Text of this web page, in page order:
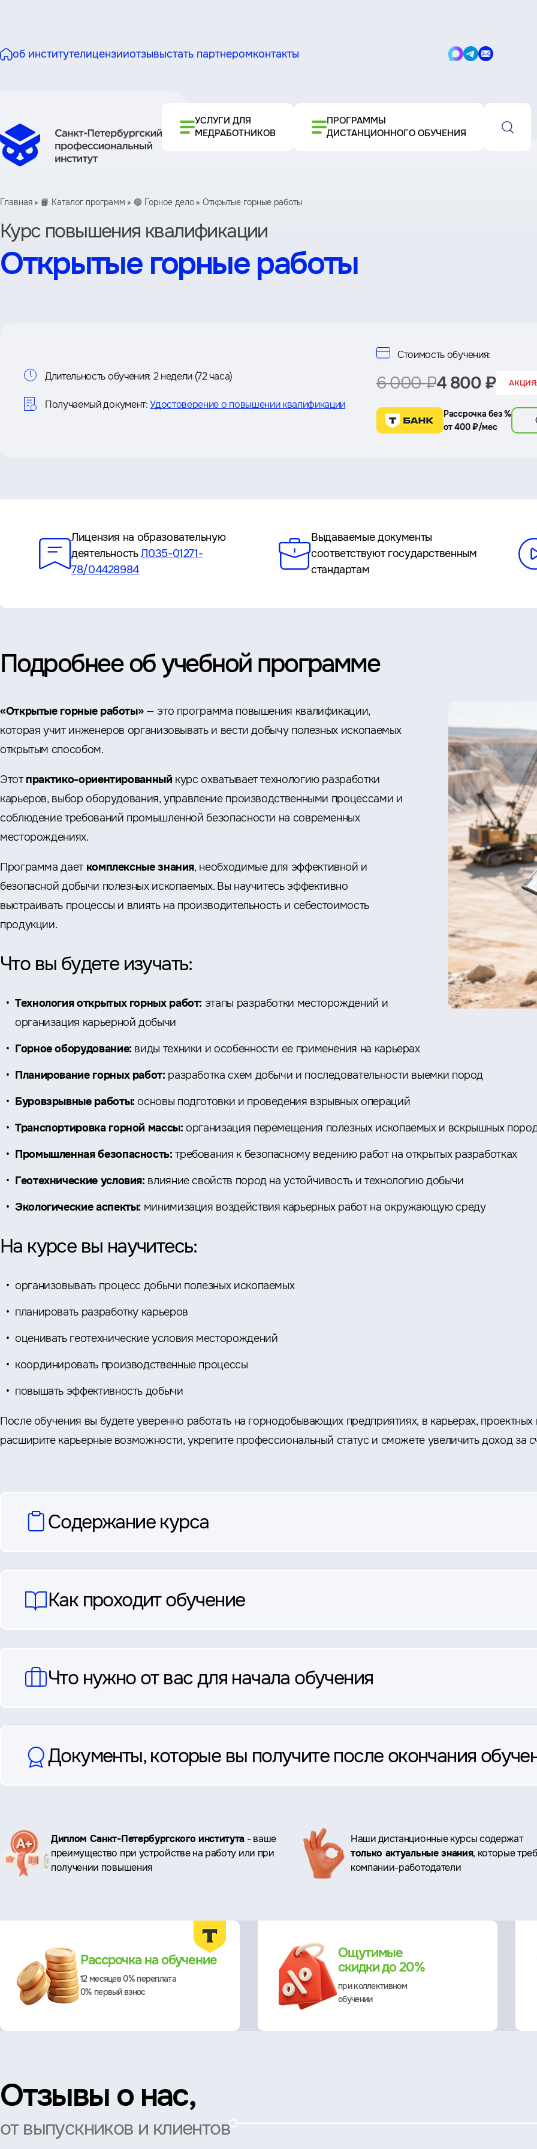
об институтелицензииотзывыстать партнеромконтакты
Написать
Написать
Написать
УСЛУГИ ДЛЯ
МЕДРАБОТНИКОВ
ПРОГРАММЫ
ДИСТАНЦИОННОГО ОБУЧЕНИЯ
Главная 📙 Каталог программ 🟢 Горное дело Открытые горные работы
Курс повышения квалификации
Открытые горные работы
Информация
о
курсе
Длительность обучения: 2 недели (72 часа)
Получаемый документ: Удостоверение о повышении квалификации
Стоимость обучения:
6 000 ₽4 800 ₽
Рассрочка без %
от 400 ₽/мес
Лицензия на образовательную
деятельностьЛ035-01271-
78/04428984
Выдаваемые документы
соответствуют государственным
стандартам
Подробнее об учебной программе
«Открытые горные работы» — это программа повышения квалификации,
которая учит инженеров организовывать и вести добычу полезных ископаемых
открытым способом.
Этотпрактико-ориентированный курс охватывает технологию разработки
карьеров, выбор оборудования, управление производственными процессами и
соблюдение требований промышленной безопасности на современных
месторождениях.
Программа дает комплексные знания, необходимые для эффективной и
безопасной добычи полезных ископаемых. Вы научитесь эффективно
выстраивать процессы и влиять на производительность и себестоимость
продукции.
Что вы будете изучать:
Технология открытых горных работ: этапы разработки месторождений и
организация карьерной добычи
Горное оборудование: виды техники и особенности ее применения на карьерах
Планирование горных работ: разработка схем добычи и последовательности выемки пород
Буровзрывные работы: основы подготовки и проведения взрывных операций
Транспортировка горной массы: организация перемещения полезных ископаемых и вскрышных
Промышленная безопасность:требования к безопасному ведению работ на открытых разработках
Геотехнические условия: влияние свойств пород на устойчивость и технологию добычи
Экологические аспекты: минимизация воздействия карьерных работ на окружающую среду
На курсе вы научитесь:
организовывать процесс добычи полезных ископаемых
планировать разработку карьеров
оценивать геотехнические условия месторождений
координировать производственные процессы
повышать эффективность добычи
После обучения вы будете уверенно работать на горнодобывающих предприятиях, в карьерах,
расширите карьерные возможности, укрепите профессиональный статус и сможете увеличить доход за
вопросы
Содержание курса
Как проходит обучение
Что нужно от вас для начала обучения
Документы, которые вы получите после окончания
Ключевые
преимущества
Диплом Санкт-Петербургского института - ваше
преимущество при устройстве на работу или при
получении повышения
Наши дистанционные курсы содержат
только актуальные знания, которые
компании-работодатели
Рассрочка на обучение
12 месяцев 0% переплата
0% первый взнос
Ощутимые
скидки до 20%
при коллективном
обучении
Отзывы о нас,
от выпускников и клиентов